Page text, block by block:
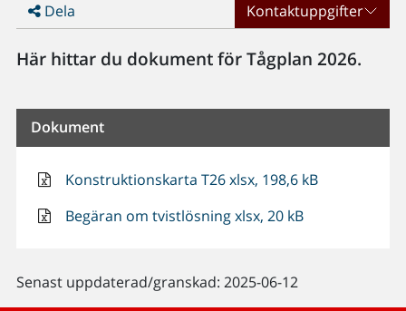
Dela Kontaktuppgifter
Här hittar du dokument för Tågplan 2026.
Dokument
Konstruktionskarta T26 xlsx, 198,6 kB
Begäran om tvistlösning xlsx, 20 kB
Senast uppdaterad/granskad: 2025-06-12